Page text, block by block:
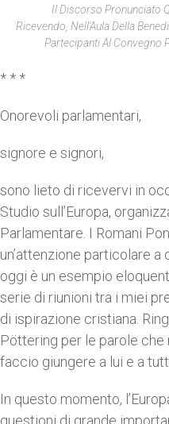
Il Discorso Pronunciato
Ricevendo, Nell’Aula Della
Partecipanti Al Convegno
* * *
Onorevoli parlamentari,
signore e signori,
sono lieto di ricevervi in
Studio sull’Europa,
Parlamentare. I Romani
un’attenzione particolare a
oggi è un esempio
serie di riunioni tra i miei
di ispirazione cristiana.
Pöttering per le parole che
faccio giungere a lui e a
In questo momento,
questioni di grande